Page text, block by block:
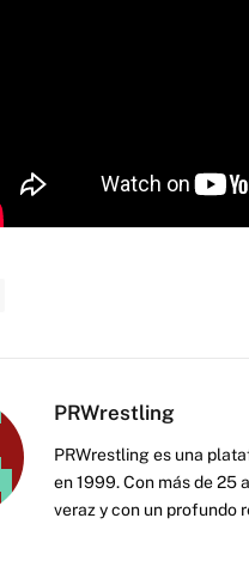
PRWrestling
PRWrestling es una
en 1999. Con más de 25
veraz y con un profundo